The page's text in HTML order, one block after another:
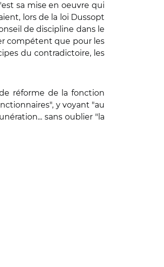
sa mise en oeuvre qui
lors de la loi Dussopt
de discipline dans le
compétent que pour les
du contradictoire, les
réforme de la fonction
y voyant "au
sans oublier "la